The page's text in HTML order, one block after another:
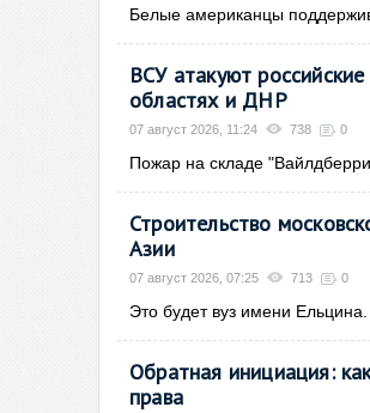
Белые американцы
ВСУ атакуют
областях и ДНР
07 август 2026, 11:24 738 0
Пожар на складе
Строительство
Азии
07 август 2026, 07:25 713 0
Это будет вуз имени Ельцина.
Обратная инициация:
права